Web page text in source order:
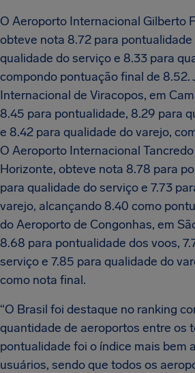
O Aeroporto Internacional Gilberto
obteve nota 8.72 para pontualidade
qualidade do serviço e 8.33 para
compondo pontuação final de 8.52.
Internacional de Viracopos, em
8.45 para pontualidade, 8.29 para
e 8.42 para qualidade do varejo,
O Aeroporto Internacional
Horizonte, obteve nota 8.78 para
para qualidade do serviço e 7.73
varejo, alcançando 8.40 como
do Aeroporto de Congonhas, em
8.68 para pontualidade dos voos,
serviço e 7.85 para qualidade do
como nota final.
“O Brasil foi destaque no ranking
quantidade de aeroportos entre os
pontualidade foi o índice mais bem
usuários, sendo que todos os